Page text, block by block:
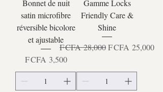
Bonnet de nuit
satin microfibre
réversible bicolore
et ajustable
Price
F CFA 3,500
Gamme Locks
Friendly Care &
Shine
Regular Price
F CFA 28,000Sale Price
F CFA 25,000